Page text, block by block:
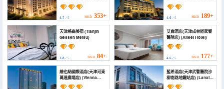
Avenue))
4.7 / 5 HKD 353+
Inn Hotel (Tianjin Binhai
International Airport
Dengzhou South Road
Subway Station))
4.6/ 5 HKD 189+
天津格森美宿 (Tianjin
Gessen Meisu)
3.8 / 5 HKD 84+
艾扉酒店(天津成林道武警
醫院店) (Aifeel Hotel)
4.6/ 5 HKD 177+
維也納國際酒店(天津河東
萬達廣場店) (Vienna
International Hotel
藍希酒店(天津武警醫院沙
柳南路地鐵站店) (Lanxi
Hotel (Tianjin Armed